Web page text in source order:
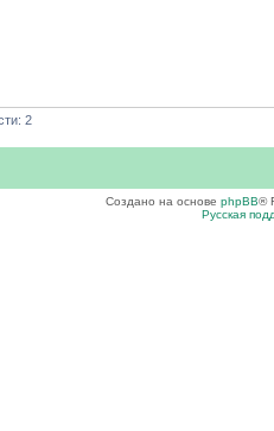
2
Создано на основе phpBB®
Русская